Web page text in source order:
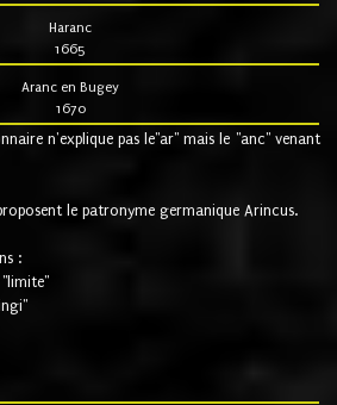
Haranc
1665
Aranc en Bugey
1670
n'explique pas le"ar" mais le "anc" venant
le patronyme germanique Arincus.
:
"limite"